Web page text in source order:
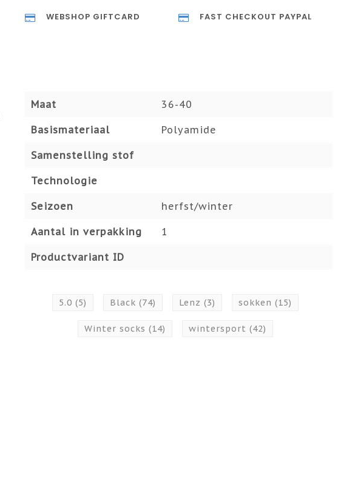
WEBSHOP GIFTCARD FAST CHECKOUT PAYPAL
Maat 36-40
Basismateriaal Polyamide
Samenstelling stof
Technologie
Seizoen herfst/winter
Aantal in verpakking 1
Productvariant ID
5.0(5) Black(74) Lenz(3) sokken(15)
Winter socks(14) wintersport(42)